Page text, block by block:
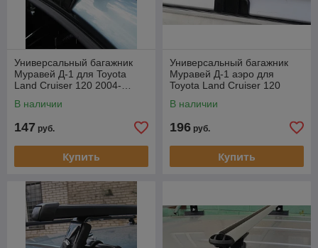
Универсальный багажник
Муравей Д-1 для Toyota
Land Cruiser 120 2004-…
В наличии
147 руб.
Купить
Универсальный багажник
Муравей Д-1 аэро для
Toyota Land Cruiser 120
В наличии
196 руб.
Купить